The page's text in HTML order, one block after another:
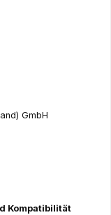
GmbH
Kompatibilität